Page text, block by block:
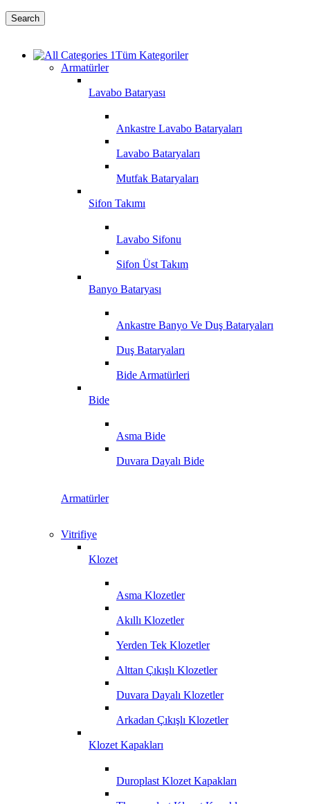
Search
Tüm Kategoriler
Armatürler
Lavabo Bataryası
Ankastre Lavabo Bataryaları
Lavabo Bataryaları
Mutfak Bataryaları
Sifon Takımı
Lavabo Sifonu
Sifon Üst Takım
Banyo Bataryası
Ankastre Banyo Ve Duş Bataryaları
Duş Bataryaları
Bide Armatürleri
Bide
Asma Bide
Duvara Dayalı Bide
Armatürler
Vitrifiye
Klozet
Asma Klozetler
Akıllı Klozetler
Yerden Tek Klozetler
Alttan Çıkışlı Klozetler
Duvara Dayalı Klozetler
Arkadan Çıkışlı Klozetler
Klozet Kapakları
Duroplast Klozet Kapakları